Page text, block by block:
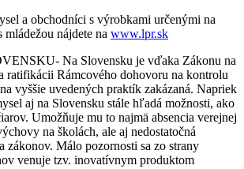
a obchodníci s výrobkami určenými na
nájdete na www.lpr.sk
Na Slovensku je vďaka Zákonu na
ratifikácii Rámcového dohovoru na kontrolu
vyššie uvedených praktík zakázaná. Napriek
aj na Slovensku stále hľadá možnosti, ako
Umožňuje mu to najmä absencia verejnej
na školách, ale aj nedostatočná
zákonov. Málo pozornosti sa zo strany
venuje tzv. inovatívnym produktom